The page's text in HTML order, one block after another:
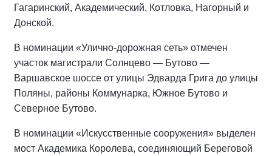
Гагаринский, Академический, Котловка, Нагорный и
Донской.
В номинации «Улично-дорожная сеть» отмечен
участок магистрали Солнцево — Бутово —
Варшавское шоссе от улицы Эдварда Грига до улицы
Поляны, районы Коммунарка, Южное Бутово и
Северное Бутово.
В номинации «Искусственные сооружения» выделен
мост Академика Королева, соединяющий Береговой